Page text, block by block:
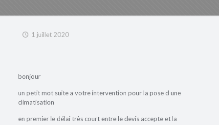
1 juillet 2020
bonjour
un petit mot suite a votre intervention pour la pose d une
climatisation
en premier le délai très court entre le devis accepte et la